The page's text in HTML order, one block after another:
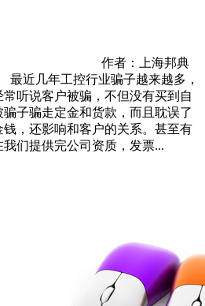
别 作者：上海邦典
近几年工控行业骗子越来越多，
听说客户被骗，不但没有买到自
子骗走定金和货款，而且耽误了
，还影响和客户的关系。甚至有
们提供完公司资质，发票...